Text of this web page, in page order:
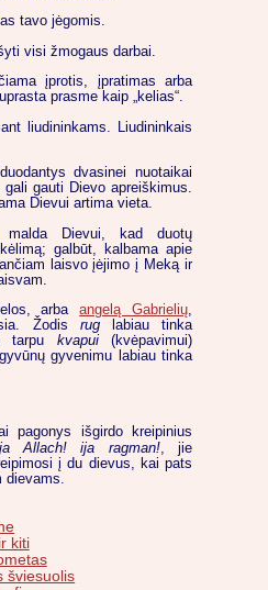
tavo jėgomis.
visi žmogaus darbai.
įprotis, įpratimas arba
prasme kaip „kelias“.
liudininkams. Liudininkais
dvasinei nuotaikai
gauti Dievo apreiškimus.
Dievui artima vieta.
Dievui, kad duotų
galbūt, kalbama apie
laisvo įėjimo į Meką ir
arbaangelą Gabrielių,
Žodis ruglabiau tinka
tarpu kvapui(kvėpavimui)
gyvenimu labiau tinka
pagonys išgirdo kreipinius
Allach! ija ragman!, jie
į du dievus, kai pats
kiti
šviesuolis